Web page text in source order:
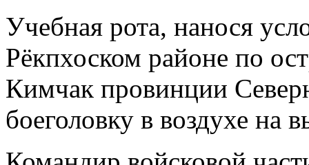
Учебная рота, нанося
Рёкпхоском районе по
Кимчак провинции
боеголовку в воздухе на